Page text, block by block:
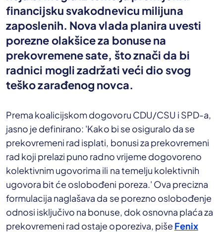
financijsku svakodnevicu milijuna
zaposlenih. Nova vlada planira uvesti
porezne olakšice za bonuse na
prekovremene sate, što znači da bi
radnici mogli zadržati veći dio svog
teško zarađenog novca.
Prema koalicijskom dogovoru CDU/CSU i SPD-a,
jasno je definirano: 'Kako bi se osiguralo da se
prekovremeni rad isplati, bonusi za prekovremeni
rad koji prelazi puno radno vrijeme dogovoreno
kolektivnim ugovorima ili na temelju kolektivnih
ugovora bit će oslobođeni poreza.' Ova precizna
formulacija naglašava da se porezno oslobođenje
odnosi isključivo na bonuse, dok osnovna plaća za
prekovremeni rad ostaje oporeziva, piše Fenix